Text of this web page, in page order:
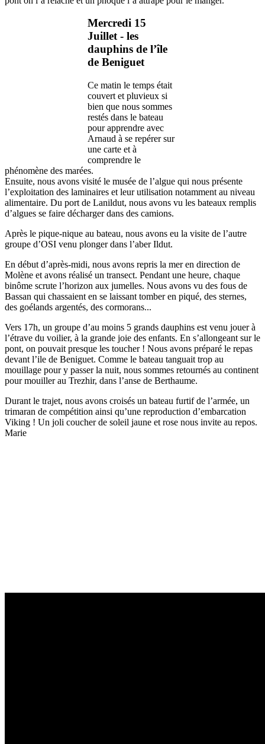
Mercredi 15
Juillet - les
dauphins de l’île
de Beniguet
Ce matin le temps était
couvert et pluvieux si
bien que nous sommes
restés dans le bateau
pour apprendre avec
Arnaud à se repérer sur
une carte et à
comprendre le
phénomène des marées.
Ensuite, nous avons visité le musée de l’algue qui nous présente
l’exploitation des laminaires et leur utilisation notamment au niveau
alimentaire. Du port de Lanildut, nous avons vu les bateaux remplis
d’algues se faire décharger dans des camions.
Après le pique-nique au bateau, nous avons eu la visite de l’autre
groupe d’OSI venu plonger dans l’aber Ildut.
En début d’après-midi, nous avons repris la mer en direction de
Molène et avons réalisé un transect. Pendant une heure, chaque
binôme scrute l’horizon aux jumelles. Nous avons vu des fous de
Bassan qui chassaient en se laissant tomber en piqué, des sternes,
des goélands argentés, des cormorans...
Vers 17h, un groupe d’au moins 5 grands dauphins est venu jouer à
l’étrave du voilier, à la grande joie des enfants. En s’allongeant sur le
pont, on pouvait presque les toucher ! Nous avons préparé le repas
devant l’ile de Beniguet. Comme le bateau tanguait trop au
mouillage pour y passer la nuit, nous sommes retournés au continent
pour mouiller au Trezhir, dans l’anse de Berthaume.
Durant le trajet, nous avons croisés un bateau furtif de l’armée, un
trimaran de compétition ainsi qu’une reproduction d’embarcation
Viking ! Un joli coucher de soleil jaune et rose nous invite au repos.
Marie